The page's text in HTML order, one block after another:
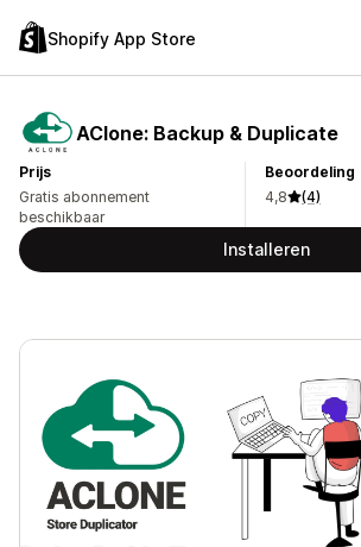
Shopify App Store
AClone: Backup & Duplicate
Prijs
Gratis abonnement
beschikbaar
Beoordeling
4,8
(4)
Installeren